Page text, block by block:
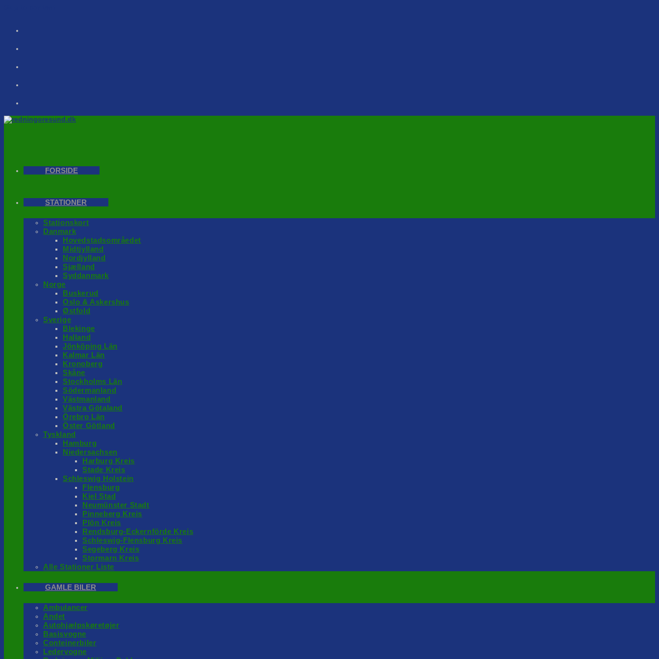
FORSIDE
STATIONER
Stationskort
Danmark
Hovedstadsområedet
Midtjylland
Nordjylland
Sjælland
Syddanmark
Norge
Buskerud
Oslo & Askershus
Østfold
Sverige
Blekinge
Halland
Jönköping Län
Kalmar Län
Kronoberg
Skåne
Stockholms Län
Södermanland
Västmanland
Västra Götaland
Örebro Län
Öster Götland
Tyskland
Hamburg
Niedersachsen
Harburg Kreis
Stade Kreis
Schleswig Holstein
Flensburg
Kiel Stad
Neumünster Stadt
Pinneberg Kreis
Plön Kreis
Rendsburg-Eckernförde Kreis
Schleswig-Flensburg Kreis
Segeberg Kreis
Stormarn Kreis
Alle Stationer Liste
GAMLE BILER
Ambulancer
Andet
Autohjælpskøretøjer
Basisvogne
Conteinerbiler
Ledervogne